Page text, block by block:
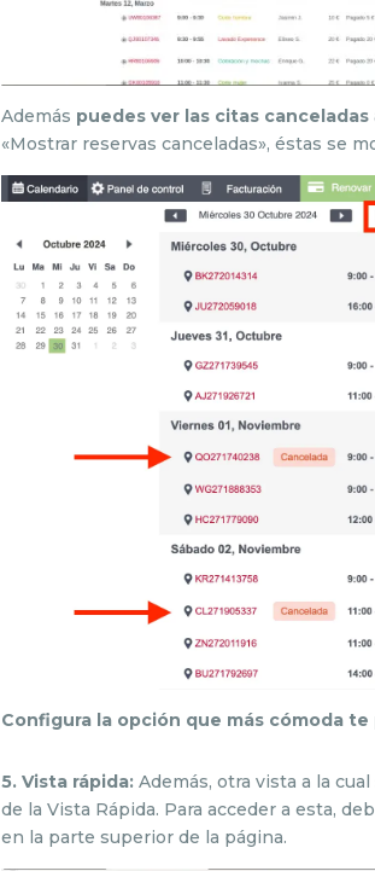
Además puedes ver las citas canceladas
«Mostrar reservas canceladas», éstas se
Configura la opción que más cómoda
5. Vista rápida:Además, otra vista a la
de la Vista Rápida. Para acceder a esta,
en la parte superior de la página.